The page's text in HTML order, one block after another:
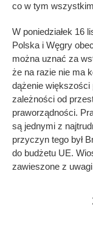
co w tym
W poniedziałek 16
Polska i Węgry
można uznać za
że na razie nie ma
dążenie większości
zależności od
praworządności.
są jednymi z
przyczyn tego był
do budżetu UE.
zawieszone z